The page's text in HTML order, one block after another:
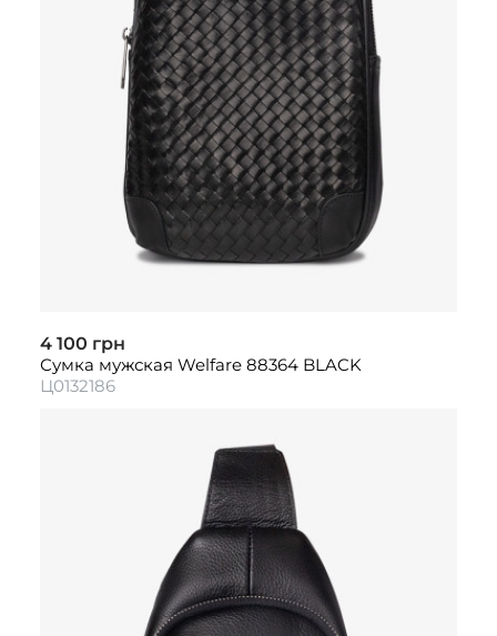
4 100 грн
Сумка мужская Welfare 88364 BLACK
Ц0132186